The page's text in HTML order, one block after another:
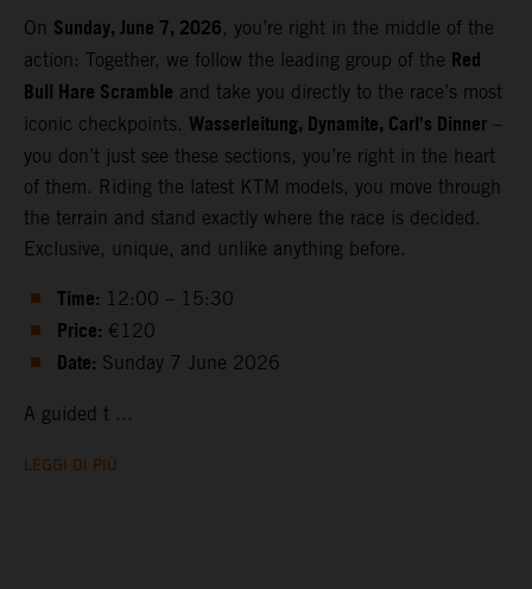
On Sunday, June 7, 2026, you’re right in the middle of the
action: Together, we follow the leading group of the Red
Bull Hare Scramble and take you directly to the race’s most
iconic checkpoints. Wasserleitung, Dynamite, Carl’s Dinner –
you don’t just see these sections, you’re right in the heart
of them. Riding the latest KTM models, you move through
the terrain and stand exactly where the race is decided.
Exclusive, unique, and unlike anything before.
Time: 12:00 – 15:30
Price: €120
Date: Sunday 7 June 2026
A guided t ...
LEGGI DI PIÙ